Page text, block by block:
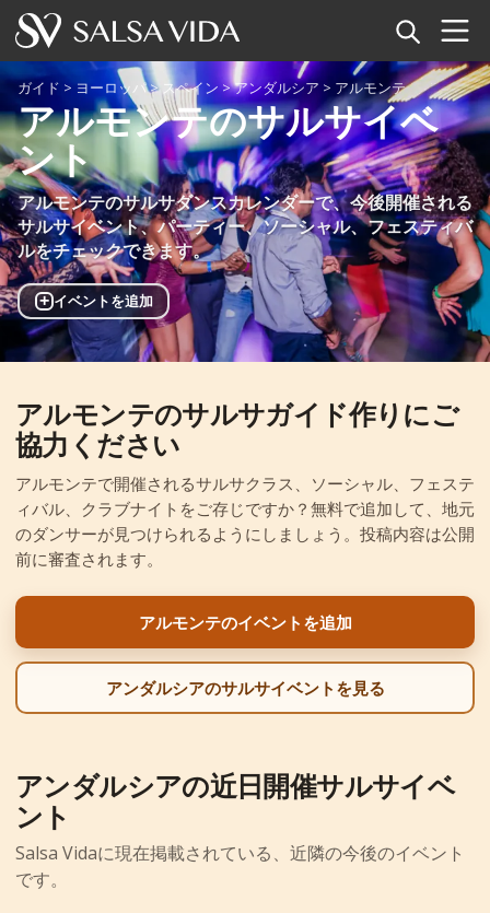
ホーム
イベント
ニュース
記事
動画
サルサ用語集
ショップ
TuneTempo
+ イベントを追加
ガイド > ヨーロッパ> スペイン>アンダルシア > アルモンテ
アルモンテのサルサイベ
ント
アルモンテのサルサダンスカレンダーで、今後開催される
サルサイベント、パーティー、ソーシャル、フェスティバ
ルをチェックできます。
+ イベントを追加
アルモンテのサルサガイド作りにご
協力ください
アルモンテで開催されるサルサクラス、ソーシャル、フェステ
ィバル、クラブナイトをご存じですか？無料で追加して、地元
のダンサーが見つけられるようにしましょう。投稿内容は公開
前に審査されます。
アルモンテのイベントを追加
アンダルシアのサルサイベントを見る
アンダルシアの近日開催サルサイベ
ント
Salsa Vidaに現在掲載されている、近隣の今後のイベント
です。